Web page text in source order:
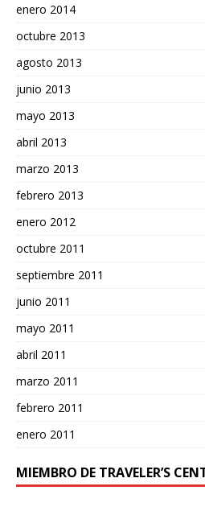
enero 2014
octubre 2013
agosto 2013
junio 2013
mayo 2013
abril 2013
marzo 2013
febrero 2013
enero 2012
octubre 2011
septiembre 2011
junio 2011
mayo 2011
abril 2011
marzo 2011
febrero 2011
enero 2011
MIEMBRO DE TRAVELER’S